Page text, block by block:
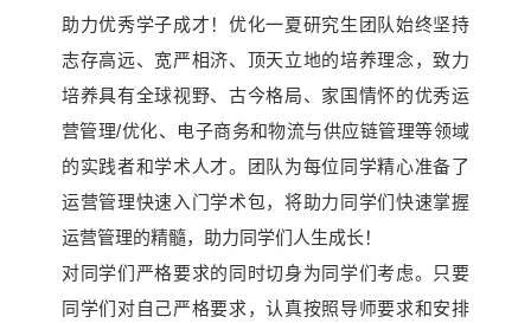
助力优秀学子成才！优化一夏研究生团队始终坚持
志存高远、宽严相济、顶天立地的培养理念，致力
培养具有全球视野、古今格局、家国情怀的优秀运
营管理/优化、电子商务和物流与供应链管理等领域
的实践者和学术人才。团队为每位同学精心准备了
运营管理快速入门学术包，将助力同学们快速掌握
运营管理的精髓，助力同学们人生成长！
对同学们严格要求的同时切身为同学们考虑。只要
同学们对自己严格要求，认真按照导师要求和安排